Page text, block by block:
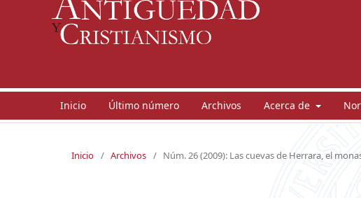
Inicio Último número Archivos Acerca de
Inicio / Archivos / Núm. 26 (2009): Las cuevas de Herrara, el